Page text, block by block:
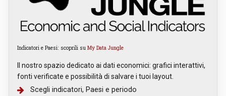
Indicatori e Paesi: scoprili su My Data Jungle
Il nostro spazio dedicato ai dati economici: grafici interattivi,
fonti verificate e possibilità di salvare i tuoi layout.
Scegli indicatori, Paesi e periodo